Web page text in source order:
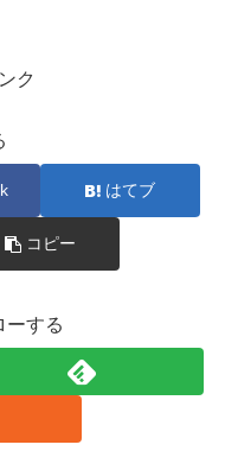
ク
はてブ
コピー
ーする